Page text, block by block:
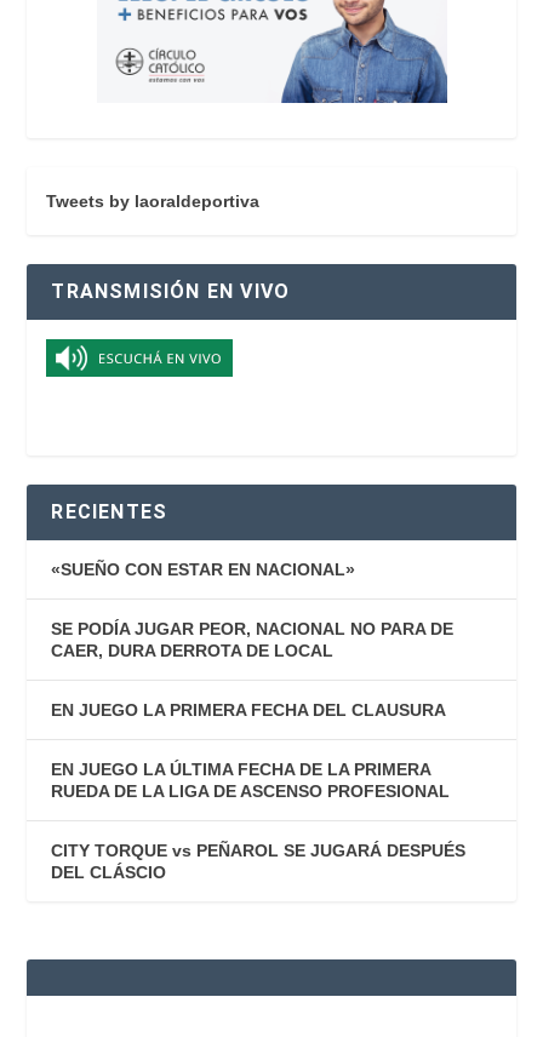
Tweets by laoraldeportiva
TRANSMISIÓN EN VIVO
RECIENTES
«SUEÑO CON ESTAR EN NACIONAL»
SE PODÍA JUGAR PEOR, NACIONAL NO PARA DE
CAER, DURA DERROTA DE LOCAL
EN JUEGO LA PRIMERA FECHA DEL CLAUSURA
EN JUEGO LA ÚLTIMA FECHA DE LA PRIMERA
RUEDA DE LA LIGA DE ASCENSO PROFESIONAL
CITY TORQUE vs PEÑAROL SE JUGARÁ DESPUÉS
DEL CLÁSCIO